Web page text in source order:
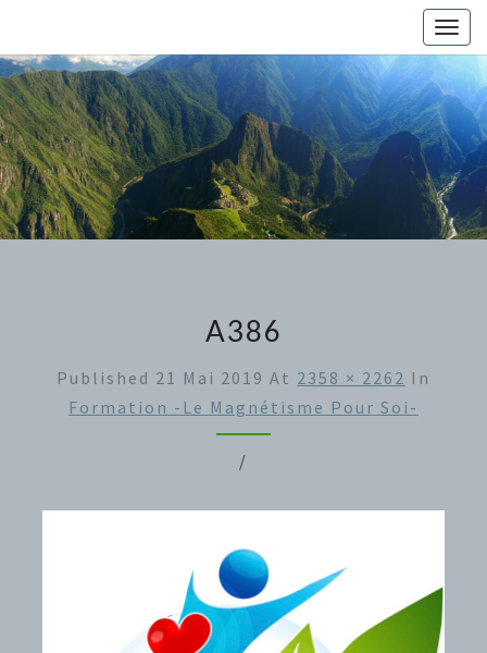
content
A386
Published 21 Mai 2019 At 2358 × 2262 In
Formation -Le Magnétisme Pour Soi-
/